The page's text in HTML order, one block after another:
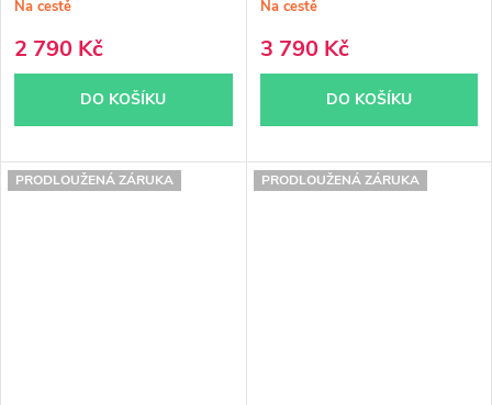
Na cestě
2 790 Kč
DO KOŠÍKU
Na cestě
3 790 Kč
DO KOŠÍKU
PRODLOUŽENÁ ZÁRUKA PRODLOUŽENÁ ZÁRUKA